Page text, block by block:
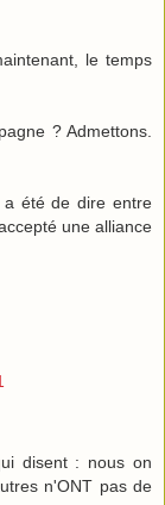
le temps
? Admettons.
a été de dire entre
une alliance
disent : nous on
n'ONT pas de